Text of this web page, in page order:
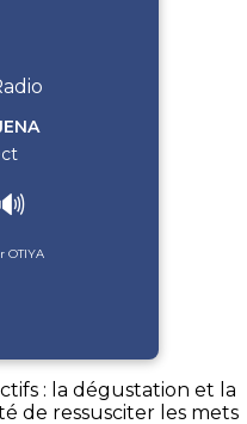
OTIYA
: la dégustation et la
de ressusciter les mets